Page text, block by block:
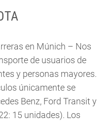
en Múnich – Nos
de usuarios de
y personas mayores.
únicamente se
Benz, Ford Transit y
15 unidades). Los